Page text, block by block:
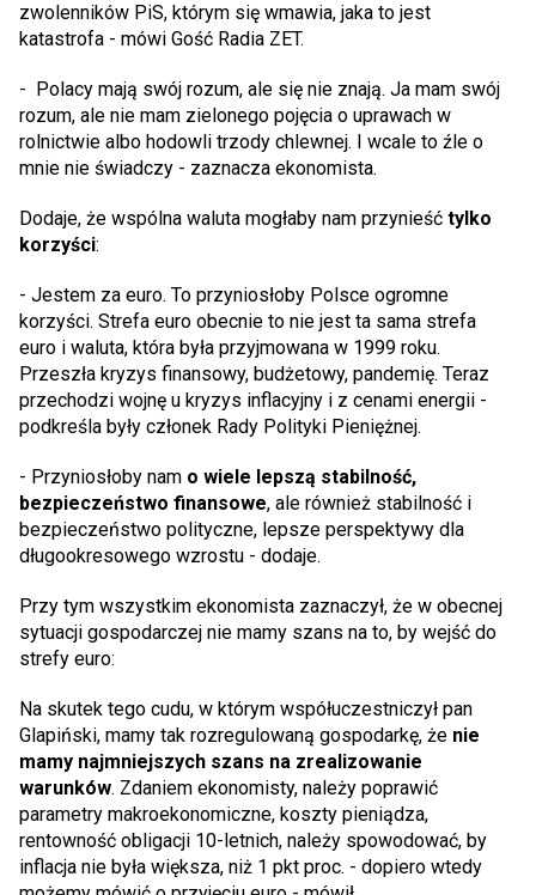
zwolenników PiS, którym się wmawia, jaka to jest
katastrofa - mówi Gość Radia ZET.
- Polacy mają swój rozum, ale się nie znają. Ja mam swój
rozum, ale nie mam zielonego pojęcia o uprawach w
rolnictwie albo hodowli trzody chlewnej. I wcale to źle o
mnie nie świadczy - zaznacza ekonomista.
Dodaje, że wspólna waluta mogłaby nam przynieść tylko
korzyści:
- Jestem za euro. To przyniosłoby Polsce ogromne
korzyści. Strefa euro obecnie to nie jest ta sama strefa
euro i waluta, która była przyjmowana w 1999 roku.
Przeszła kryzys finansowy, budżetowy, pandemię. Teraz
przechodzi wojnę u kryzys inflacyjny i z cenami energii -
podkreśla były członek Rady Polityki Pieniężnej.
- Przyniosłoby nam o wiele lepszą stabilność,
bezpieczeństwo finansowe, ale również stabilność i
bezpieczeństwo polityczne, lepsze perspektywy dla
długookresowego wzrostu - dodaje.
Przy tym wszystkim ekonomista zaznaczył, że w obecnej
sytuacji gospodarczej nie mamy szans na to, by wejść do
strefy euro:
Na skutek tego cudu, w którym współuczestniczył pan
Glapiński, mamy tak rozregulowaną gospodarkę, że nie
mamy najmniejszych szans na zrealizowanie
warunków. Zdaniem ekonomisty, należy poprawić
parametry makroekonomiczne, koszty pieniądza,
rentowność obligacji 10-letnich, należy spowodować, by
inflacja nie była większa, niż 1 pkt proc. - dopiero wtedy